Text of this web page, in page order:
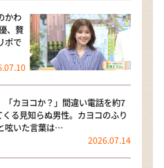
かわ
、贅
ポで
「カヨコか？」間違い電話を約7
る見知らぬ男性。カヨコのふり
呟いた言葉は…
2026.07.14